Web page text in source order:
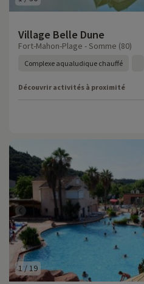
Village Belle Dune
Fort-Mahon-Plage - Somme (80)
Complexe aqualudique chauffé
Découvrir activités à proximité
1 /19